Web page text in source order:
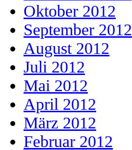
Oktober 2012
September 2012
August 2012
Juli 2012
Mai 2012
April 2012
März 2012
Februar 2012